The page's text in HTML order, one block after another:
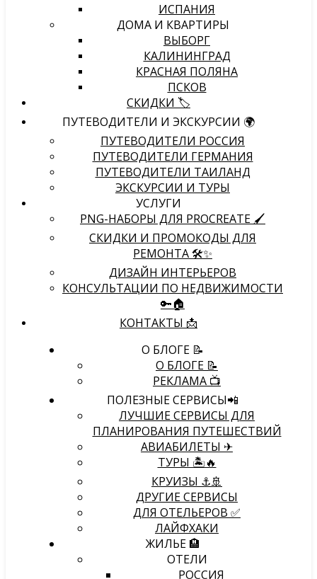
ИСПАНИЯ
ДОМА И КВАРТИРЫ
ВЫБОРГ
КАЛИНИНГРАД
КРАСНАЯ ПОЛЯНА
ПСКОВ
СКИДКИ 🏷️
ПУТЕВОДИТЕЛИ И ЭКСКУРСИИ 🌍
ПУТЕВОДИТЕЛИ РОССИЯ
ПУТЕВОДИТЕЛИ ГЕРМАНИЯ
ПУТЕВОДИТЕЛИ ТАИЛАНД
ЭКСКУРСИИ И ТУРЫ
УСЛУГИ
PNG-НАБОРЫ ДЛЯ PROCREATE 🖌
СКИДКИ И ПРОМОКОДЫ ДЛЯ
РЕМОНТА 🛠️✨
ДИЗАЙН ИНТЕРЬЕРОВ
КОНСУЛЬТАЦИИ ПО НЕДВИЖИМОСТИ
🔑🏠
КОНТАКТЫ 📩
О БЛОГЕ 📝
О БЛОГЕ 📝
РЕКЛАМА 📺
ПОЛЕЗНЫЕ СЕРВИСЫ📲
ЛУЧШИЕ СЕРВИСЫ ДЛЯ
ПЛАНИРОВАНИЯ ПУТЕШЕСТВИЙ
АВИАБИЛЕТЫ ✈
ТУРЫ 🏝🔥
КРУИЗЫ ⚓🚢
ДРУГИЕ СЕРВИСЫ
ДЛЯ ОТЕЛЬЕРОВ ✅
ЛАЙФХАКИ
ЖИЛЬЕ 🏨
ОТЕЛИ
РОССИЯ